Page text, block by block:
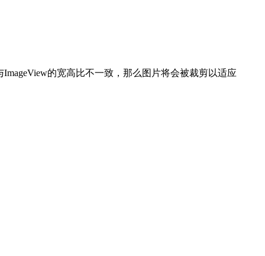
的宽高比不一致，那么图片将会被裁剪以适应